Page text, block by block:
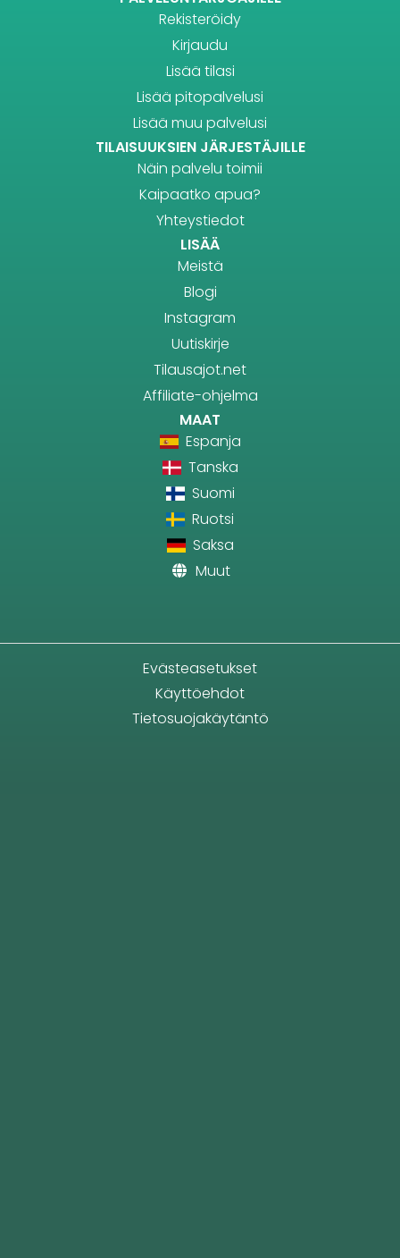
Rekisteröidy
Kirjaudu
Lisää tilasi
Lisää pitopalvelusi
Lisää muu palvelusi
TILAISUUKSIEN JÄRJESTÄJILLE
Näin palvelu toimii
Kaipaatko apua?
Yhteystiedot
LISÄÄ
Meistä
Blogi
Instagram
Uutiskirje
Tilausajot.net
Affiliate-ohjelma
MAAT
Espanja
Tanska
Suomi
Ruotsi
Saksa
Muut
Evästeasetukset
Käyttöehdot
Tietosuojakäytäntö